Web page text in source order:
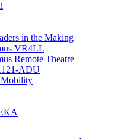
in the Making
VR4LL
Remote Theatre
ADU